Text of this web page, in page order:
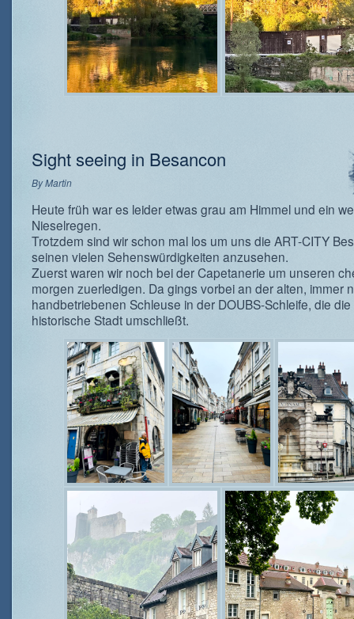
Sight seeing in Besancon
ByMartin
Heute früh war es leider etwas grau am Himmel und ein
Nieselregen.
Trotzdem sind wir schon mal los um uns die ART-CITY
seinen vielen Sehenswürdigkeiten anzusehen.
Zuerst waren wir noch bei der Capetanerie um unseren
morgen zuerledigen. Da gings vorbei an der alten, immer
handbetriebenen Schleuse in der DOUBS-Schleife, die die
historische Stadt umschließt.